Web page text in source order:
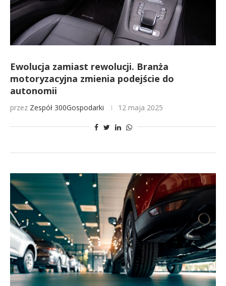
Ewolucja zamiast rewolucji. Branża
motoryzacyjna zmienia podejście do
autonomii
przez Zespół 300Gospodarki 12 maja 2025